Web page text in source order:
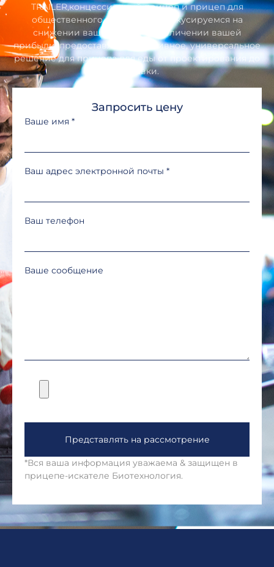
TRAILER,концессионный прицеп и прицеп для
общественного питания. Мы фокусируемся на
снижении ваших затрат и увеличении вашей
прибыли, предоставляя эффективное, универсальное
решение для прицепа для еды от проектирования до
доставки.
Запросить цену
Ваше имя *
Ваш адрес электронной почты *
Ваш телефон
Ваше сообщение
Представлять на рассмотрение
*Вся ваша информация уважаема & защищен в
прицепе-искателе Биотехнология.